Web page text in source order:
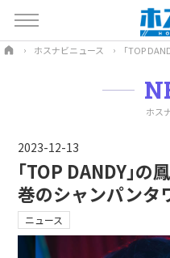
ホスナビニュース ｢TOP
ホス
2023-12-13
｢TOP DANDY｣の
巻のシャンパンタ
ニュース